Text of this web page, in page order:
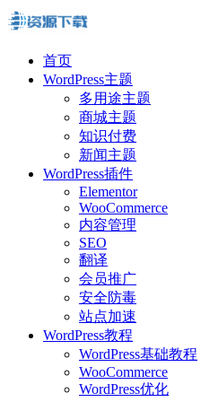
首页
WordPress主题
多用途主题
商城主题
知识付费
新闻主题
WordPress插件
Elementor
WooCommerce
内容管理
SEO
翻译
会员推广
安全防毒
站点加速
WordPress教程
WordPress基础教程
WooCommerce
WordPress优化